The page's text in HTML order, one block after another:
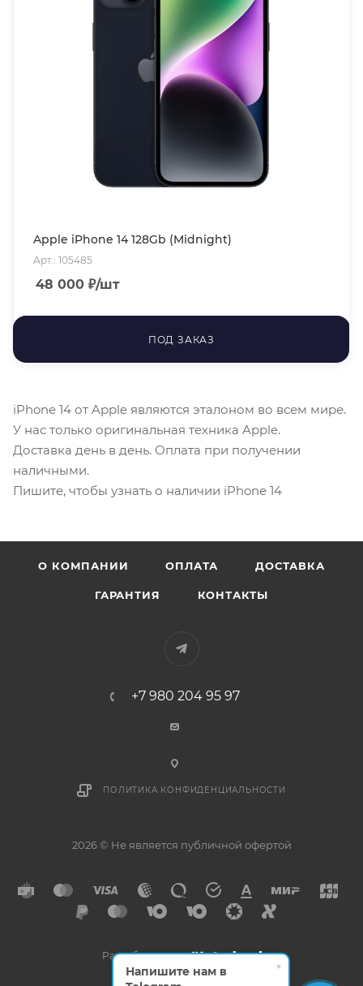
Apple iPhone 14 128Gb (Midnight)
Арт.: 105485
48 000 ₽/шт
ПОД ЗАКАЗ
iPhone 14 от Apple являются эталоном во всем мире.
У нас только оригинальная техника Apple.
Доставка день в день. Оплата при получении
наличными.
Пишите, чтобы узнать о наличии iPhone 14
О КОМПАНИИ ОПЛАТА ДОСТАВКА
ГАРАНТИЯ КОНТАКТЫ
+7 980 204 95 97
ПОЛИТИКА КОНФИДЕНЦИАЛЬНОСТИ
2026 © Не является публичной офертой
Разработано в
×
Напишите нам в